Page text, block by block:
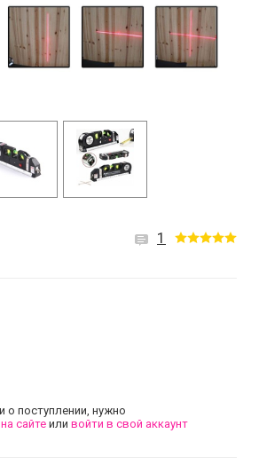
1
поступлении, нужно
сайте или войти в свой аккаунт